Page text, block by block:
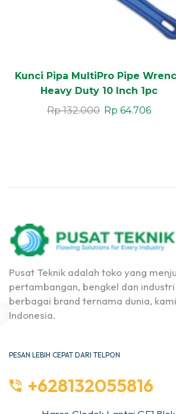
Kunci Pipa MultiPro Pipe
Heavy Duty 10 Inch 1pc
Rp132.000 Rp 64.706
Pusat Teknik adalah toko yang
pertambangan, bengkel dan
berbagai brand ternama dunia,
Indonesia.
PESAN LEBIH CEPAT DARI TELPON
+628132055816